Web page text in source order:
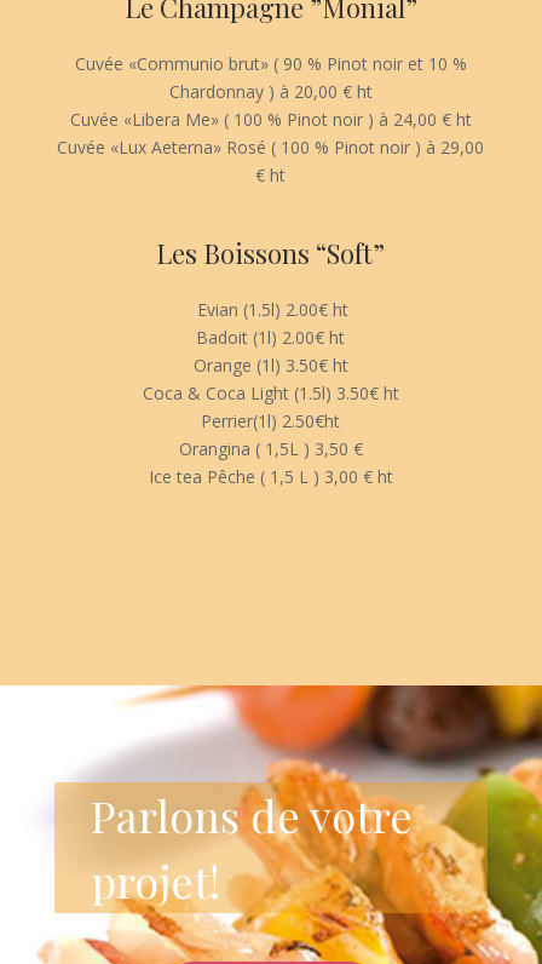
Cuvée «Communio brut» ( 90 % Pinot noir et 10 %
Chardonnay ) à 20,00 € ht
Cuvée «Libera Me» ( 100 % Pinot noir ) à 24,00 € ht
Cuvée «Lux Aeterna» Rosé ( 100 % Pinot noir ) à 29,00
€ ht
Les Boissons “Soft”
Evian (1.5l) 2.00€ ht
Badoit (1l) 2.00€ ht
Orange (1l) 3.50€ ht
Coca & Coca Light (1.5l) 3.50€ ht
Perrier(1l) 2.50€ht
Orangina ( 1,5L ) 3,50 €
Ice tea Pêche ( 1,5 L ) 3,00 € ht
Parlons de votre
projet!